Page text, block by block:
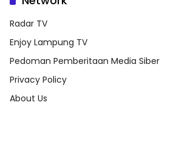
Radar TV
Enjoy Lampung TV
Pedoman Pemberitaan Media Siber
Privacy Policy
About Us